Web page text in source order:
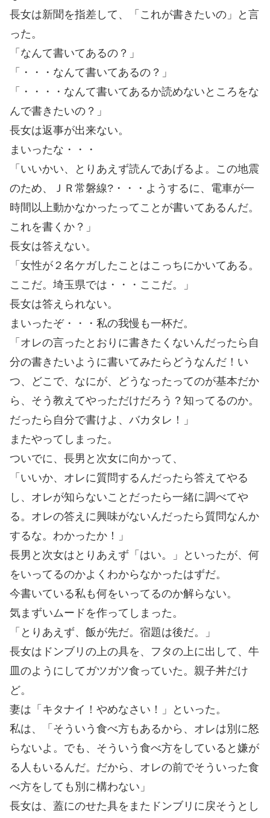
長女は新聞を指差して、「これが書きたいの」と言
った。
「なんて書いてあるの？」
「・・・なんて書いてあるの？」
「・・・・なんて書いてあるか読めないところをな
んで書きたいの？」
長女は返事が出来ない。
まいったな・・・
「いいかい、とりあえず読んであげるよ。この地震
のため、ＪＲ常磐線?・・・ようするに、電車が一
時間以上動かなかったってことが書いてあるんだ。
これを書くか？」
長女は答えない。
「女性が２名ケガしたことはこっちにかいてある。
ここだ。埼玉県では・・・ここだ。」
長女は答えられない。
まいったぞ・・・私の我慢も一杯だ。
「オレの言ったとおりに書きたくないんだったら自
分の書きたいように書いてみたらどうなんだ！い
つ、どこで、なにが、どうなったってのが基本だか
ら、そう教えてやっただけだろう？知ってるのか。
だったら自分で書けよ、バカタレ！」
またやってしまった。
ついでに、長男と次女に向かって、
「いいか、オレに質問するんだったら答えてやる
し、オレが知らないことだったら一緒に調べてや
る。オレの答えに興味がないんだったら質問なんか
するな。わかったか！」
長男と次女はとりあえず「はい。」といったが、何
をいってるのかよくわからなかったはずだ。
今書いている私も何をいってるのか解らない。
気まずいムードを作ってしまった。
「とりあえず、飯が先だ。宿題は後だ。」
長女はドンブリの上の具を、フタの上に出して、牛
皿のようにしてガツガツ食っていた。親子丼だけ
ど。
妻は「キタナイ！やめなさい！」といった。
私は、「そういう食べ方もあるから、オレは別に怒
らないよ。でも、そういう食べ方をしていると嫌が
る人もいるんだ。だから、オレの前でそういった食
べ方をしても別に構わない」
長女は、蓋にのせた具をまたドンブリに戻そうとし